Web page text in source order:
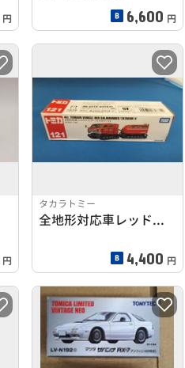
円 6,600 円
円
タカラトミー
全地形対応車レッドサラマンダー
4,400 円